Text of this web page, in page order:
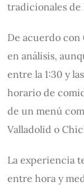
tradicionales de
De acuerdo con
en análisis,
entre la 1:30 y
horario de
de un menú
Valladolid o
La experiencia
entre hora y